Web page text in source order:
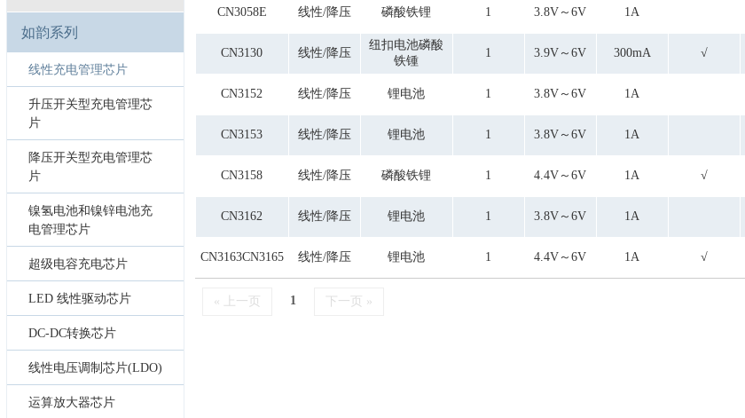
如韵系列
线性充电管理芯片
升压开关型充电管理芯
片
降压开关型充电管理芯
片
镍氢电池和镍锌电池充
电管理芯片
超级电容充电芯片
LED 线性驱动芯片
DC-DC转换芯片
线性电压调制芯片(LDO)
运算放大器芯片
CN3058E 线性/降压 磷酸铁锂 1 3.8V～6V 1A
CN3130 线性/降压
纽扣电池磷酸
铁锺
1 3.9V～6V 300mA √
CN3152 线性/降压 锂电池 1 3.8V～6V 1A
CN3153 线性/降压 锂电池 1 3.8V～6V 1A
CN3158 线性/降压 磷酸铁锂 1 4.4V～6V 1A √
CN3162 线性/降压 锂电池 1 3.8V～6V 1A
CN3163CN3165 线性/降压 锂电池 1 4.4V～6V 1A √
« 上一页 1 下一页 »